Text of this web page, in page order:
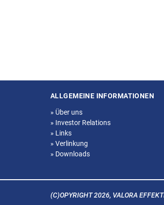
Seitenstruktur
ALLGEMEINE INFORMATIONEN
» Über uns
» Investor Relations
» Links
» Verlinkung
» Downloads
(C)OPYRIGHT 2026, VALORA